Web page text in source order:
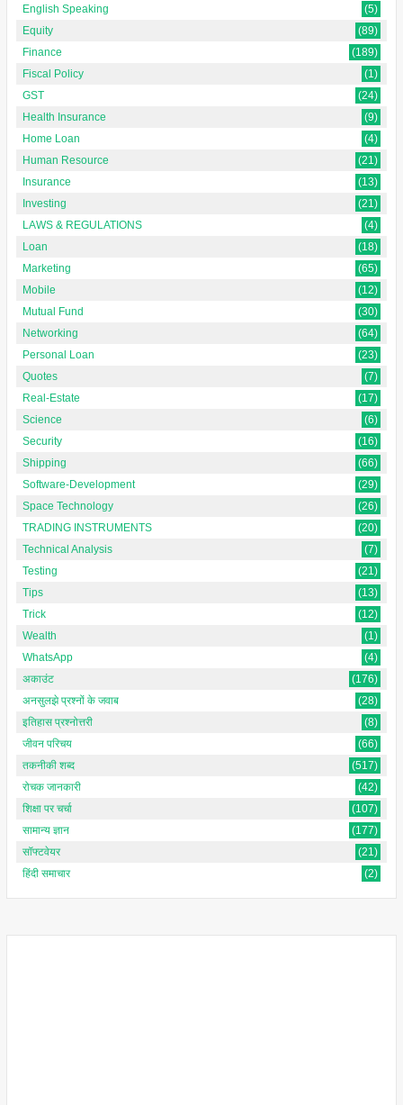
English Speaking
(5)
Equity
(89)
Finance
(189)
Fiscal Policy
(1)
GST
(24)
Health Insurance
(9)
Home Loan
(4)
Human Resource
(21)
Insurance
(13)
Investing
(21)
LAWS & REGULATIONS
(4)
Loan
(18)
Marketing
(65)
Mobile
(12)
Mutual Fund
(30)
Networking
(64)
Personal Loan
(23)
Quotes
(7)
Real-Estate
(17)
Science
(6)
Security
(16)
Shipping
(66)
Software-Development
(29)
Space Technology
(26)
TRADING INSTRUMENTS
(20)
Technical Analysis
(7)
Testing
(21)
Tips
(13)
Trick
(12)
Wealth
(1)
WhatsApp
(4)
अकाउंट
(176)
अनसुलझे प्रश्नों के जवाब
(28)
इतिहास प्रश्नोत्तरी
(8)
जीवन परिचय
(66)
तकनीकी शब्द
(517)
रोचक जानकारी
(42)
शिक्षा पर चर्चा
(107)
सामान्य ज्ञान
(177)
सॉफ्टवेयर
(21)
हिंदी समाचार
(2)